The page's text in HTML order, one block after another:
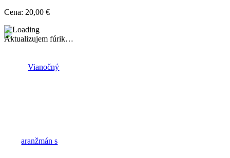
Cena: 20,00 €
Aktualizujem fúrik…